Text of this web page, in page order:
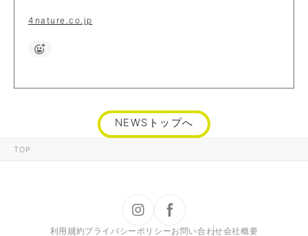
TOP
4nature.co.jp
NEWSトップへ
利用規約プライバシーポリシーお問い合わせ会社概要